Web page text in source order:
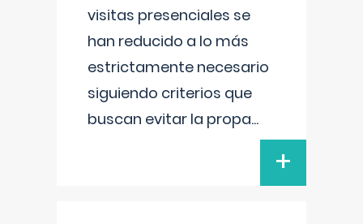
visitas presenciales se
han reducido a lo más
estrictamente necesario
siguiendo criterios que
buscan evitar la propa...
+